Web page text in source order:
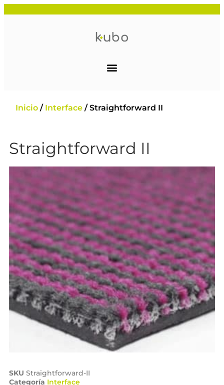
Inicio / Interface / Straightforward II
Straightforward II
SKU Straightforward-II
Categoría Interface